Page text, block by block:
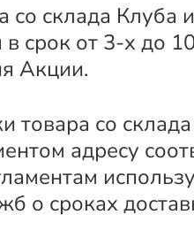
со склада Клуба
в срок от 3-х до
Акции.
товара со
адресу
о сроках